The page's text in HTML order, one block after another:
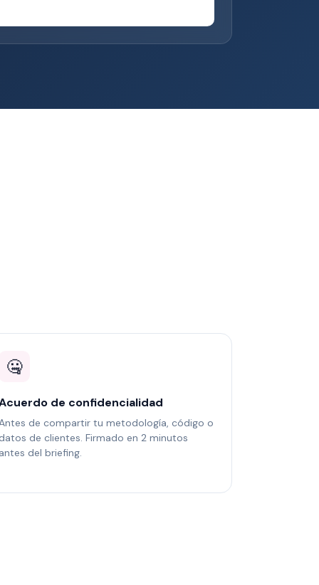
🤐
de confidencialidad
de compartir tu metodología, código o
de clientes. Firmado en 2 minutos
del briefing.